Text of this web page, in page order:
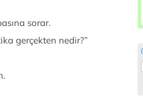
sorar.
gerçekten nedir?”